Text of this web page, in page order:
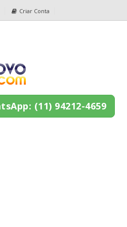
Criar Conta
(11) 94212-4659